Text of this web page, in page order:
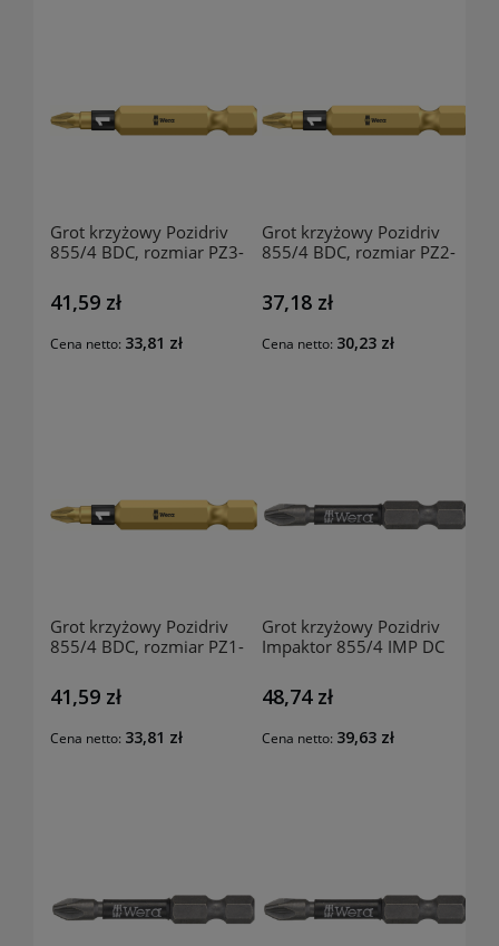
Grot krzyżowy Pozidriv
855/4 BDC, rozmiar PZ3-
41,59 zł
Cena netto: 33,81 zł
Grot krzyżowy Pozidriv
855/4 BDC, rozmiar PZ2-
37,18 zł
Cena netto: 30,23 zł
Grot krzyżowy Pozidriv
855/4 BDC, rozmiar PZ1-
41,59 zł
Cena netto: 33,81 zł
Grot krzyżowy Pozidriv
Impaktor 855/4 IMP DC
181300203 WERA
48,74 zł
Cena netto: 39,63 zł